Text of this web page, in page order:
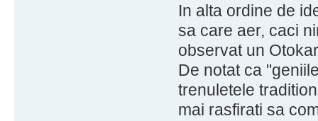
In alta ordine de
sa care aer, caci
observat un
De notat ca
trenuletele
mai rasfirati sa